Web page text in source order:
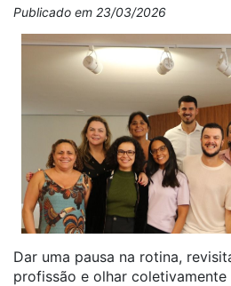
Publicado em 23/03/2026
Dar uma pausa na rotina,
profissão e olhar